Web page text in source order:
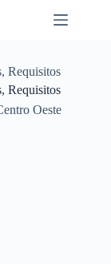
Requisitos
Requisitos
Oeste